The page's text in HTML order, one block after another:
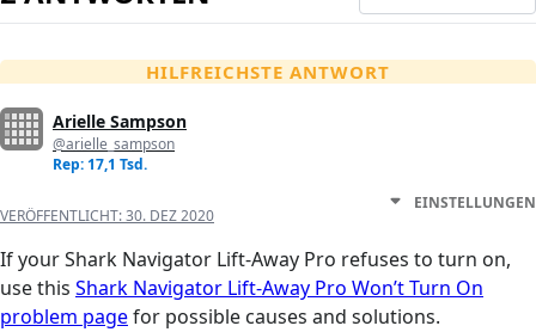
HILFREICHSTE ANTWORT
Arielle Sampson
@arielle_sampson
Rep: 17,1 Tsd.
VERÖFFENTLICHT:30. DEZ 2020
EINSTELLUNGEN
If your Shark Navigator Lift-Away Pro refuses to turn on,
use this Shark Navigator Lift-Away Pro Won’t Turn On
problem pagefor possible causes and solutions.